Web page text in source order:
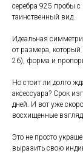
серебра 925 пробы с
таинственный вид.
Идеальная
от размера,
26), форма и
Но стоит ли долго
аксессуара? Срок
дней. И вот уже
восхищенные
Это не просто
выразить свою